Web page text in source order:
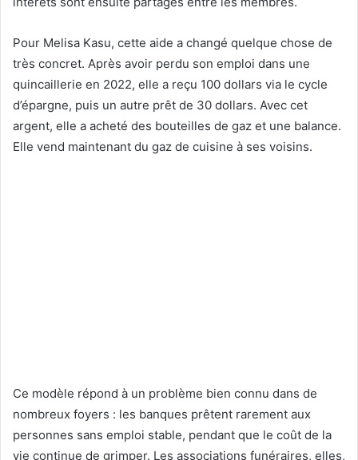
Pour Melisa Kasu, cette aide a changé quelque chose de
très concret. Après avoir perdu son emploi dans une
quincaillerie en 2022, elle a reçu 100 dollars via le cycle
d’épargne, puis un autre prêt de 30 dollars. Avec cet
argent, elle a acheté des bouteilles de gaz et une balance.
Elle vend maintenant du gaz de cuisine à ses voisins.
Ce modèle répond à un problème bien connu dans de
nombreux foyers : les banques prêtent rarement aux
personnes sans emploi stable, pendant que le coût de la
vie continue de grimper. Les associations funéraires, elles,